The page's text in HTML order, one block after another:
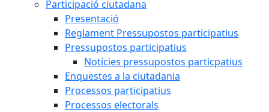
Participació ciutadana
Presentació
Reglament Pressupostos participatius
Pressupostos participatius
Notícies pressupostos particpatius
Enquestes a la ciutadania
Processos participatius
Processos electorals